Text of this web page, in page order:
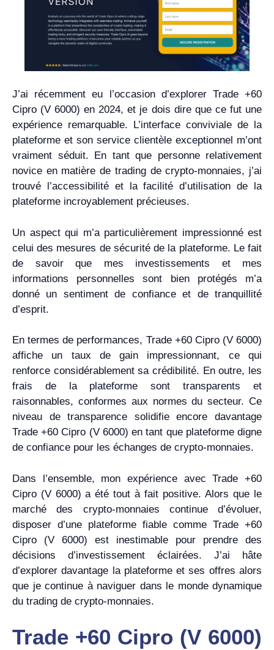
J’ai récemment eu l’occasion d’explorer Trade +60
Cipro (V 6000) en 2024, et je dois dire que ce fut une
expérience remarquable. L’interface conviviale de la
plateforme et son service clientèle exceptionnel m’ont
vraiment séduit. En tant que personne relativement
novice en matière de trading de crypto-monnaies, j’ai
trouvé l’accessibilité et la facilité d’utilisation de la
plateforme incroyablement précieuses.
Un aspect qui m’a particulièrement impressionné est
celui des mesures de sécurité de la plateforme. Le fait
de savoir que mes investissements et mes
informations personnelles sont bien protégés m’a
donné un sentiment de confiance et de tranquillité
d’esprit.
En termes de performances, Trade +60 Cipro (V 6000)
affiche un taux de gain impressionnant, ce qui
renforce considérablement sa crédibilité. En outre, les
frais de la plateforme sont transparents et
raisonnables, conformes aux normes du secteur. Ce
niveau de transparence solidifie encore davantage
Trade +60 Cipro (V 6000) en tant que plateforme digne
de confiance pour les échanges de crypto-monnaies.
Dans l’ensemble, mon expérience avec Trade +60
Cipro (V 6000) a été tout à fait positive. Alors que le
marché des crypto-monnaies continue d’évoluer,
disposer d’une plateforme fiable comme Trade +60
Cipro (V 6000) est inestimable pour prendre des
décisions d’investissement éclairées. J’ai hâte
d’explorer davantage la plateforme et ses offres alors
que je continue à naviguer dans le monde dynamique
du trading de crypto-monnaies.
Trade +60 Cipro (V 6000)